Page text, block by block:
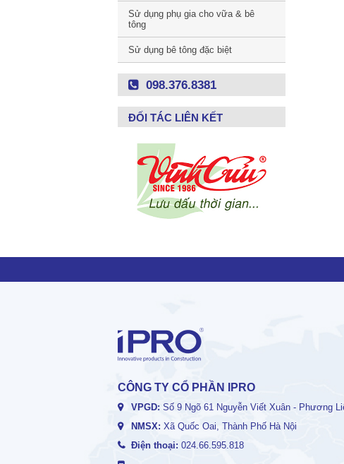
Sử dụng phụ gia cho vữa & bê
tông
Sử dụng bê tông đặc biệt
098.376.8381
ĐỐI TÁC LIÊN KẾT
CÔNG TY CỔ PHẦN IPRO
VPGD: Số 9 Ngõ 61 Nguyễn Viết Xuân - Phương
NMSX: Xã Quốc Oai, Thành Phố Hà Nội
Điện thoại: 024.66.595.818